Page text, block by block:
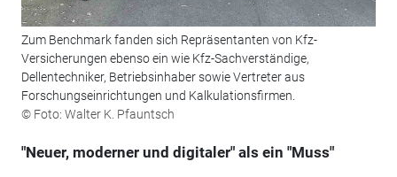
Zum Benchmark fanden sich Repräsentanten von Kfz-
Versicherungen ebenso ein wie Kfz-Sachverständige,
Dellentechniker, Betriebsinhaber sowie Vertreter aus
Forschungseinrichtungen und Kalkulationsfirmen.
© Foto: Walter K. Pfauntsch
"Neuer, moderner und digitaler" als ein "Muss"